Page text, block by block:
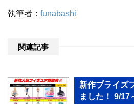
執筆者： funabashi
関連記事
新作プライズ
ました！ 9/17